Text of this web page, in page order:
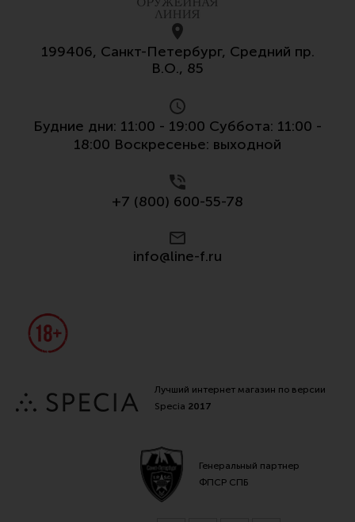
199406, Санкт-Петербург, Средний пр.
В.О., 85
Будние дни: 11:00 - 19:00 Суббота: 11:00 -
18:00 Воскресенье: выходной
+7 (800) 600-55-78
info@line-f.ru
Лучший интернет магазин по версии
Specia 2017
Генеральный партнер
ФПСР СПБ